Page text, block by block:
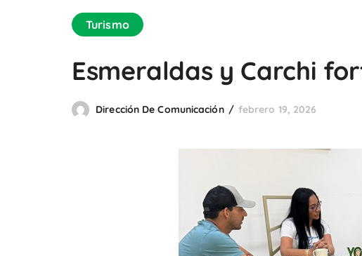
Turismo
Esmeraldas y Carchi
Dirección De Comunicación febrero 19, 2026